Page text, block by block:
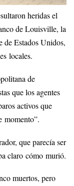
heridas el
de Louisville, la
de Estados Unidos,
locales.
de
que los agentes
activos que
momento”.
que parecía ser
claro cómo murió.
muertos, pero